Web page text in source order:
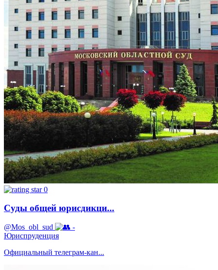
0
Суды общей юрисдикци...
@Mos_obl_sud
-
Юриспруденция
Официальный телеграм-кан...